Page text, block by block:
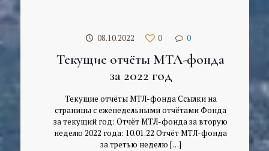
08.10.2022 0 0
Текущие отчёты МТЛ-фонда
за 2022 год
Текущие отчёты МТЛ-фонда Ссылки на
страницы с еженедельными отчётами Фонда
за текущий год: Отчёт МТЛ-фонда за вторую
неделю 2022 года: 10.01.22 Отчёт МТЛ-фонда
за третью неделю […]